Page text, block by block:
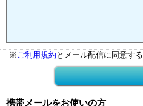
※ ご利用規約 とメール配信に同意する
携帯メールをお使いの方